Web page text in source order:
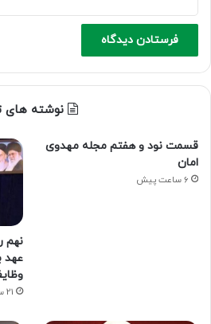
نوشته های
قسمت نود و هفتم مجله مهدوی
امان
6 ساعت پیش
نهم
عهد
21 ساعت پیش